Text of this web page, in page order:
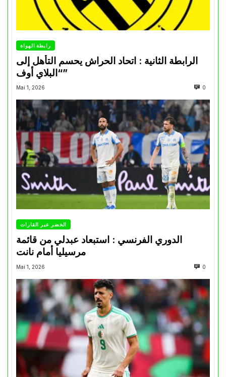
رابطة الهواة
الرابطة الثانية : اتحاد الحراش يحسم التأهل إلى
“البلاي أوف”
Mai 1, 2026 0
الخضر عبر القارات
الدوري الفرنسي : استبعاد عبدلي من قائمة
مرسيليا أمام نانت
Mai 1, 2026 0